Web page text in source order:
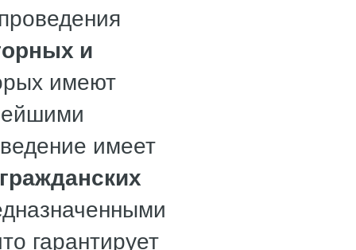
и
имеют
имеет
гарантирует